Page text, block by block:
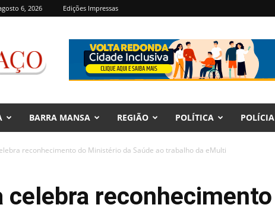
6, 2026 Edições Impressas
BARRA MANSA REGIÃO POLÍTICA POLÍCIA
reconhecimento do Ministério da Saúde ao trabalho da eMulti
celebra reconhecimento